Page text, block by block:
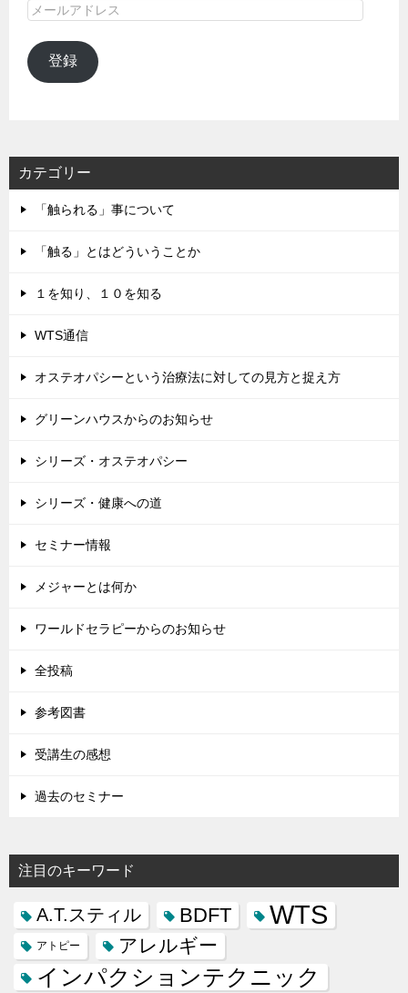
メ
ル
ア
登録
カテゴリー
「触られる」事について
「触る」とはどういうことか
１を知り、１０を知る
WTS通信
オステオパシーという治療法に対しての見方と捉え方
グリーンハウスからのお知らせ
シリーズ・オステオパシー
シリーズ・健康への道
セミナー情報
メジャーとは何か
ワールドセラピーからのお知らせ
全投稿
参考図書
受講生の感想
過去のセミナー
注目のキーワード
A.T.スティル BDFT WTS
アトピー アレルギー
インパクションテクニック